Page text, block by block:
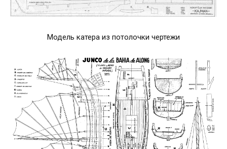
Модель катера из потолочки чертежи